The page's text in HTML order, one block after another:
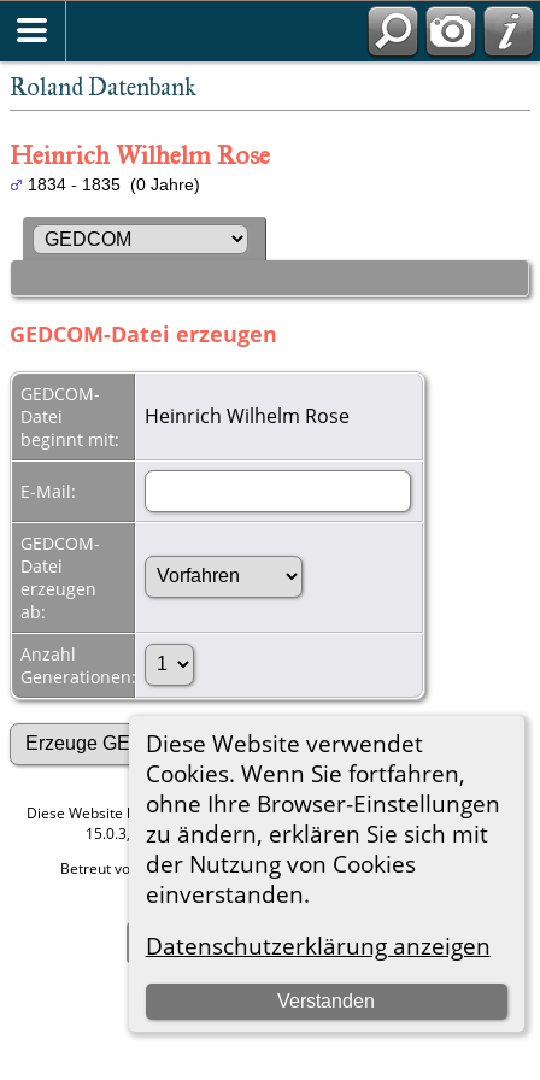
Roland Datenbank
Diese Website verwendet
Cookies. Wenn Sie fortfahren,
ohne Ihre Browser-Einstellungen
zu ändern, erklären Sie sich mit
der Nutzung von Cookies
einverstanden.
Datenschutzerklärung anzeigen
Verstanden
Heinrich Wilhelm Rose
1834 - 1835 (0 Jahre)
GEDCOM-Datei erzeugen
GEDCOM-
Datei
beginnt mit:
Heinrich Wilhelm Rose
E-Mail:
GEDCOM-
Datei
erzeugen
ab:
Anzahl
Generationen:
Diese Website läuft mitThe Next Generation of Genealogy Sitebuilding
15.0.3, programmiert von Darrin Lythgoe © 2001-2026.
Betreut von
Roland zu Dortmund e.V.. | Datenschutzerklärung
Hier geht es zum Impressum
Zur Desktop-Webseite wechseln